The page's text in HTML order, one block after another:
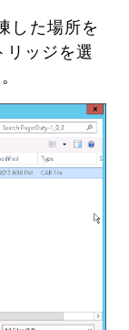
した場所を
ッジを選